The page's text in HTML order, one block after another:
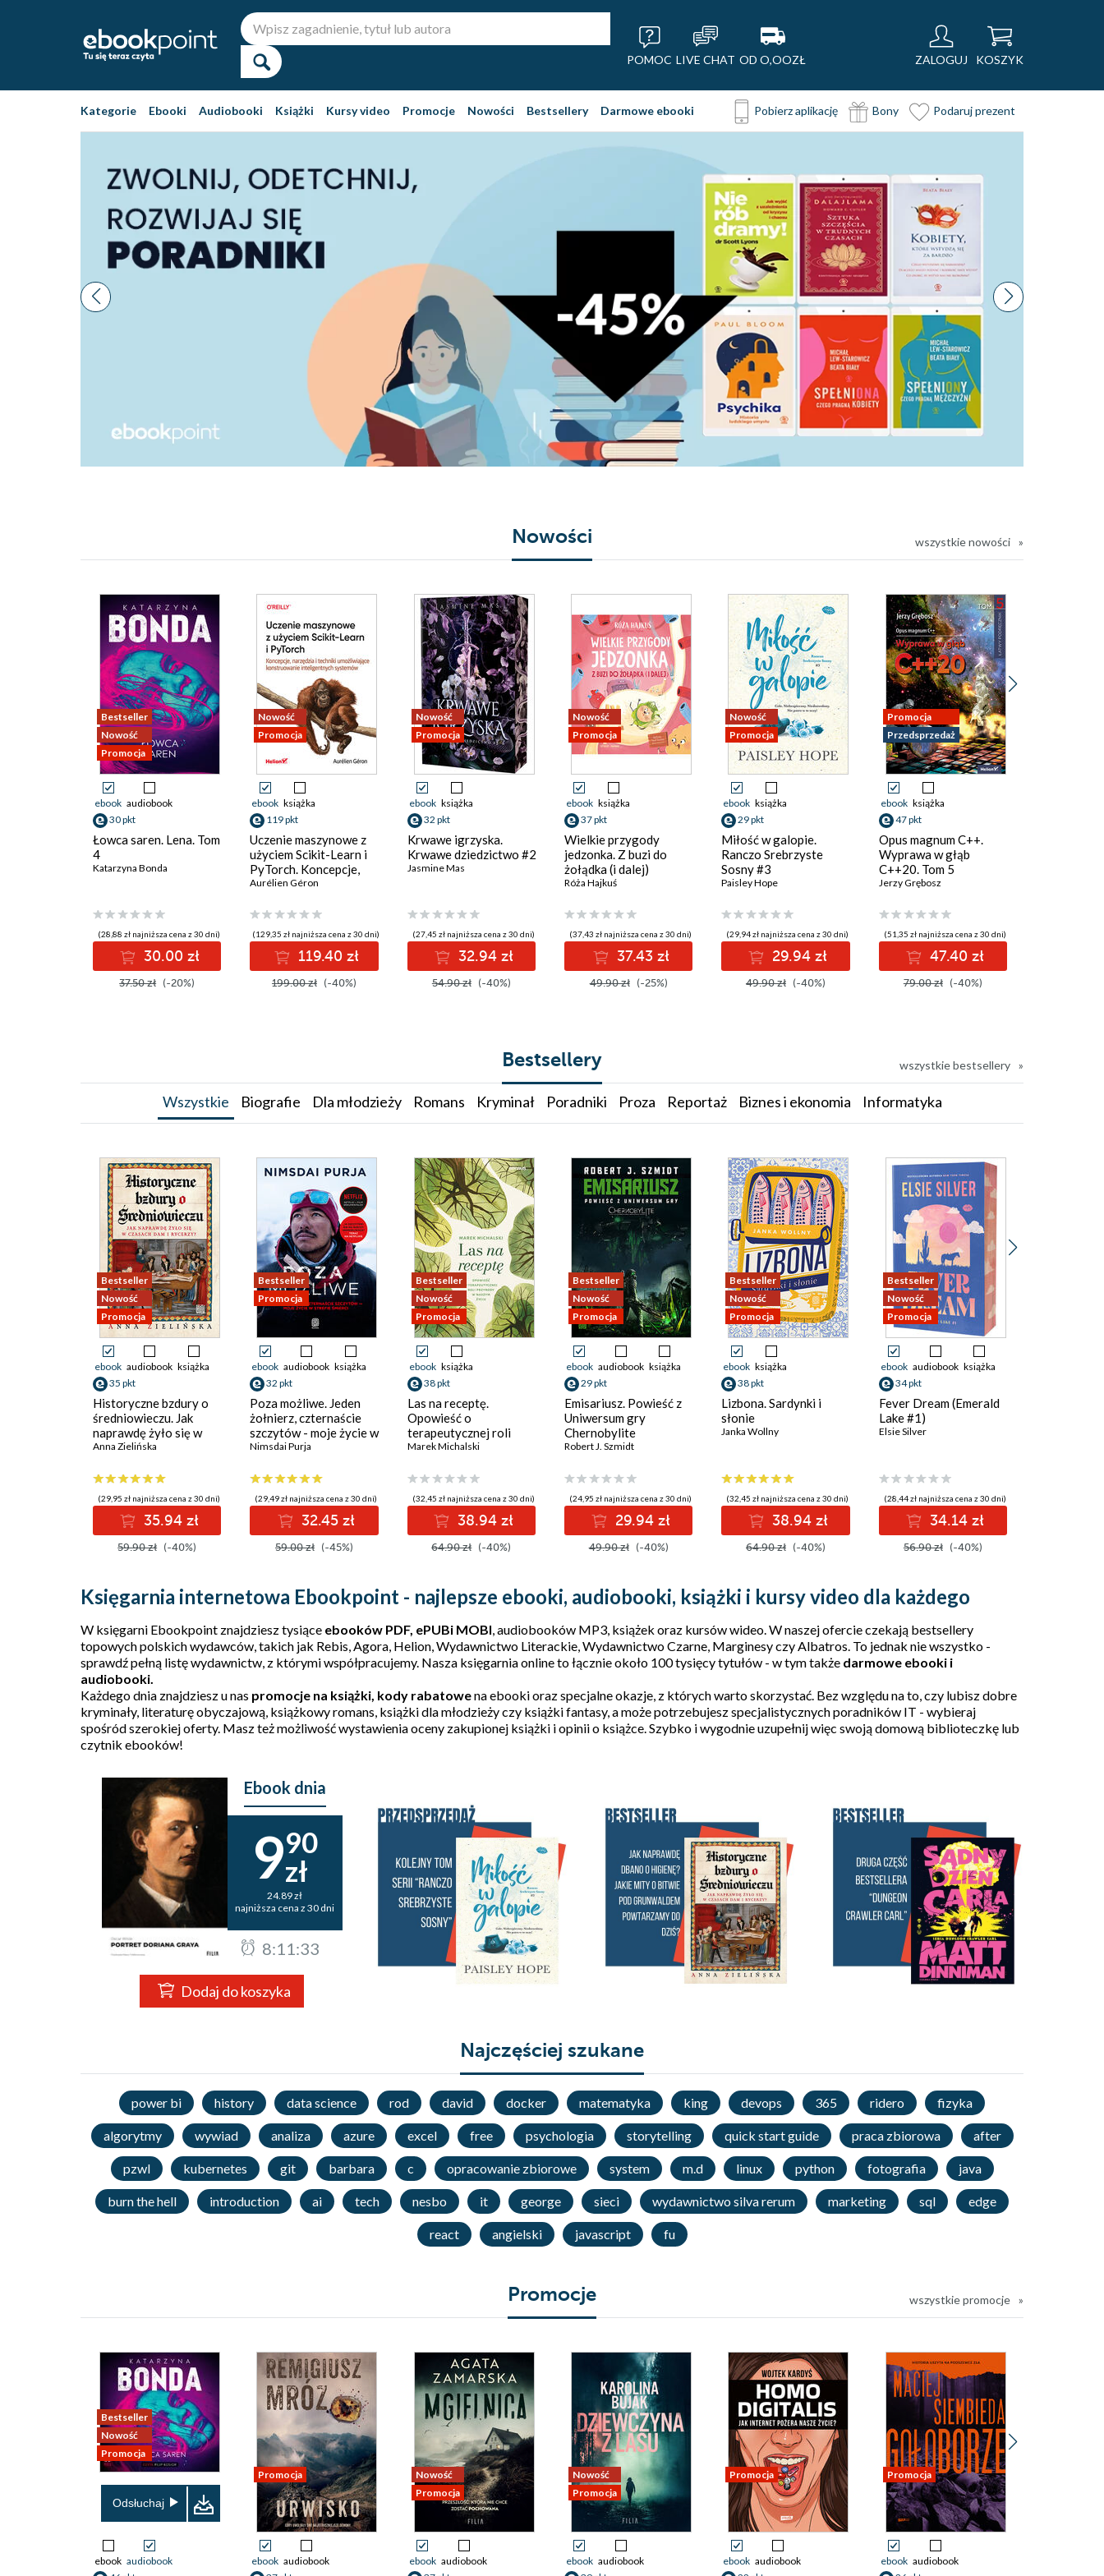
POMOC LIVE CHAT OD O,OOZŁ ZALOGUJ KOSZYK
Kategorie Ebooki Audiobooki Książki Kursy video Promocje Nowości Bestsellery Darmowe ebooki Pobierz aplikację Bony Podaruj prezent
Nowości wszystkie nowości
Bestseller
Nowość
Promocja
ebook audiobook
30 pkt
Łowca saren. Lena. Tom
4
Katarzyna Bonda
(28,88 zł najniższa cena z 30 dni)
30.00 zł
37.50 zł (-20%)
Nowość
Promocja
ebook książka
119 pkt
Uczenie maszynowe z
użyciem Scikit-Learn i
PyTorch. Koncepcje,
narzędzia i techniki
konstruowanie
inteligentnych
systemów
Aurélien Géron
(129,35 zł najniższa cena z 30 dni)
119.40 zł
199.00 zł (-40%)
Nowość
Promocja
ebook książka
32 pkt
Krwawe igrzyska.
Krwawe dziedzictwo #2
Jasmine Mas
(27,45 zł najniższa cena z 30 dni)
32.94 zł
54.90 zł (-40%)
Nowość
Promocja
ebook książka
37 pkt
Wielkie przygody
jedzonka. Z buzi do
żołądka (i dalej)
Róża Hajkuś
(37,43 zł najniższa cena z 30 dni)
37.43 zł
49.90 zł (-25%)
Nowość
Promocja
ebook książka
29 pkt
Miłość w galopie.
Ranczo Srebrzyste
Sosny #3
Paisley Hope
(29,94 zł najniższa cena z 30 dni)
29.94 zł
49.90 zł (-40%)
Promocja
Przedsprzedaż
ebook książka
47 pkt
Opus magnum C++.
Wyprawa w głąb
C++20. Tom 5
Jerzy Grębosz
(51,35 zł najniższa cena z 30 dni)
47.40 zł
79.00 zł (-40%)
Bestsellery wszystkie bestsellery
Wszystkie Biografie Dla młodzieży Romans Kryminał Poradniki Proza Reportaż Biznes i ekonomia Informatyka
Bestseller
Nowość
Promocja
ebook audiobook książka
35 pkt
Historyczne bzdury o
średniowieczu. Jak
naprawdę żyło się w
czasach dam i rycerzy?
Anna Zielińska
(29,95 zł najniższa cena z 30 dni)
35.94 zł
59.90 zł (-40%)
Bestseller
Promocja
ebook audiobook książka
32 pkt
Poza możliwe. Jeden
żołnierz, czternaście
szczytów - moje życie w
strefie śmierci
Nimsdai Purja
(29,49 zł najniższa cena z 30 dni)
32.45 zł
59.00 zł (-45%)
Bestseller
Nowość
Promocja
ebook książka
38 pkt
Las na receptę.
Opowieść o
terapeutycznej roli
przyrody w naszym
Marek Michalski
(32,45 zł najniższa cena z 30 dni)
38.94 zł
64.90 zł (-40%)
Bestseller
Nowość
Promocja
ebook audiobook książka
29 pkt
Emisariusz. Powieść z
Uniwersum gry
Chernobylite
Robert J. Szmidt
(24,95 zł najniższa cena z 30 dni)
29.94 zł
49.90 zł (-40%)
Bestseller
Nowość
Promocja
ebook książka
38 pkt
Lizbona. Sardynki i
słonie
Janka Wollny
(32,45 zł najniższa cena z 30 dni)
38.94 zł
64.90 zł (-40%)
Bestseller
Nowość
Promocja
ebook audiobook książka
34 pkt
Fever Dream (Emerald
Lake #1)
Elsie Silver
(28,44 zł najniższa cena z 30 dni)
34.14 zł
56.90 zł (-40%)
Księgarnia internetowa Ebookpoint - najlepsze ebooki, audiobooki, książki i kursy video dla każdego
W księgarni Ebookpoint znajdziesz tysiące ebooków PDF, ePUBi MOBI, audiobooków MP3, książek oraz kursów wideo. W naszej ofercie czekają bestsellery
topowych polskich wydawców, takich jak Rebis,Agora, Helion,Wydawnictwo Literackie,Wydawnictwo Czarne, MarginesyczyAlbatros. To jednak nie wszystko -
sprawdź pełną listę wydawnictw, z którymi współpracujemy. Nasza księgarnia online to łącznie około 100 tysięcy tytułów - w tym także darmowe ebooki i
audiobooki.
Każdego dnia znajdziesz u nas promocje na książki, kody rabatowena ebooki oraz specjalne okazje, z których warto skorzystać. Bez względu na to, czy lubisz dobre
kryminały, literaturę obyczajową, książkowy romans, książki dla młodzieży czy książki fantasy, a może potrzebujesz specjalistycznych poradników IT - wybieraj
spośród szerokiej oferty. Masz też możliwość wystawienia oceny zakupionej książki i opinii o książce. Szybko i wygodnie uzupełnij więc swoją domową biblioteczkę lub
czytnik ebooków!
Ebook dnia
990
zł
24.89 zł
najniższa cena z 30 dni
8:11:32
Dodaj do koszyka
Najczęściej szukane
power bi history data science rod david docker matematyka king devops 365 ridero fizyka
algorytmy wywiad analiza azure excel free psychologia storytelling quick start guide praca zbiorowa after
pzwl kubernetes git barbara c opracowanie zbiorowe system m.d linux python fotografia java
burn the hell introduction ai tech nesbo it george sieci wydawnictwo silva rerum marketing sql edge
react angielski javascript fu
Promocje wszystkie promocje
Bestseller
Nowość
Promocja
Odsłuchaj
ebook audiobook
Promocja
ebook audiobook
Nowość
Promocja
ebook audiobook
Nowość
Promocja
ebook audiobook
Promocja
ebook audiobook
Promocja
ebook audiobook